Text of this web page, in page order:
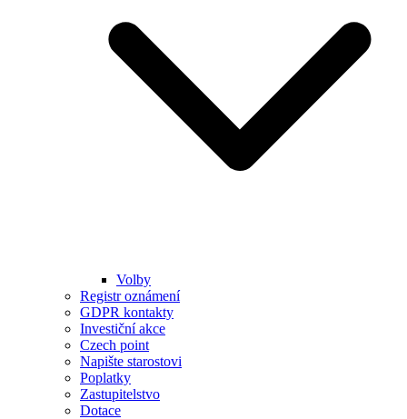
Volby
Registr oznámení
GDPR kontakty
Investiční akce
Czech point
Napište starostovi
Poplatky
Zastupitelstvo
Dotace